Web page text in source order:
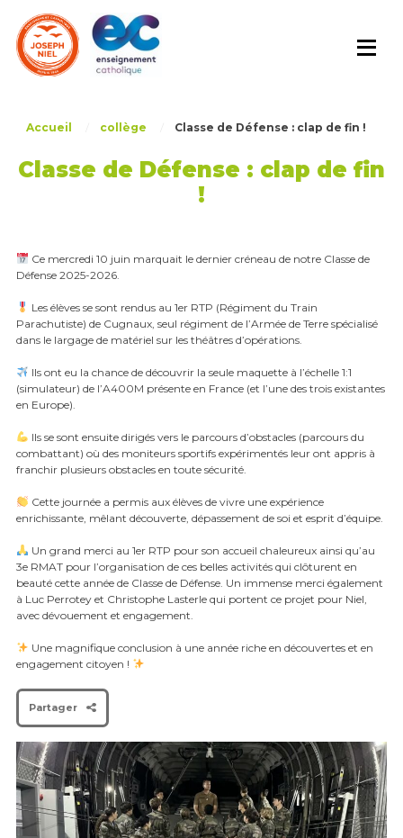
contentAccueil collège Classe de Défense : clap de fin !
Classe de Défense : clap de fin
!
Ce mercredi 10 juin marquait le dernier créneau de notre Classe de
Défense 2025-2026.
Les élèves se sont rendus au 1er RTP (Régiment du Train
Parachutiste) de Cugnaux, seul régiment de l’Armée de Terre spécialisé
dans le largage de matériel sur les théâtres d’opérations.
Ils ont eu la chance de découvrir la seule maquette à l’échelle 1:1
(simulateur) de l’A400M présente en France (et l’une des trois existantes
en Europe).
Ils se sont ensuite dirigés vers le parcours d’obstacles (parcours du
combattant) où des moniteurs sportifs expérimentés leur ont appris à
franchir plusieurs obstacles en toute sécurité.
Cette journée a permis aux élèves de vivre une expérience
enrichissante, mêlant découverte, dépassement de soi et esprit d’équipe.
Un grand merci au 1er RTP pour son accueil chaleureux ainsi qu’au
3e RMAT pour l’organisation de ces belles activités qui clôturent en
beauté cette année de Classe de Défense. Un immense merci également
à Luc Perrotey et Christophe Lasterle qui portent ce projet pour Niel,
avec dévouement et engagement.
Une magnifique conclusion à une année riche en découvertes et en
engagement citoyen !
Partager